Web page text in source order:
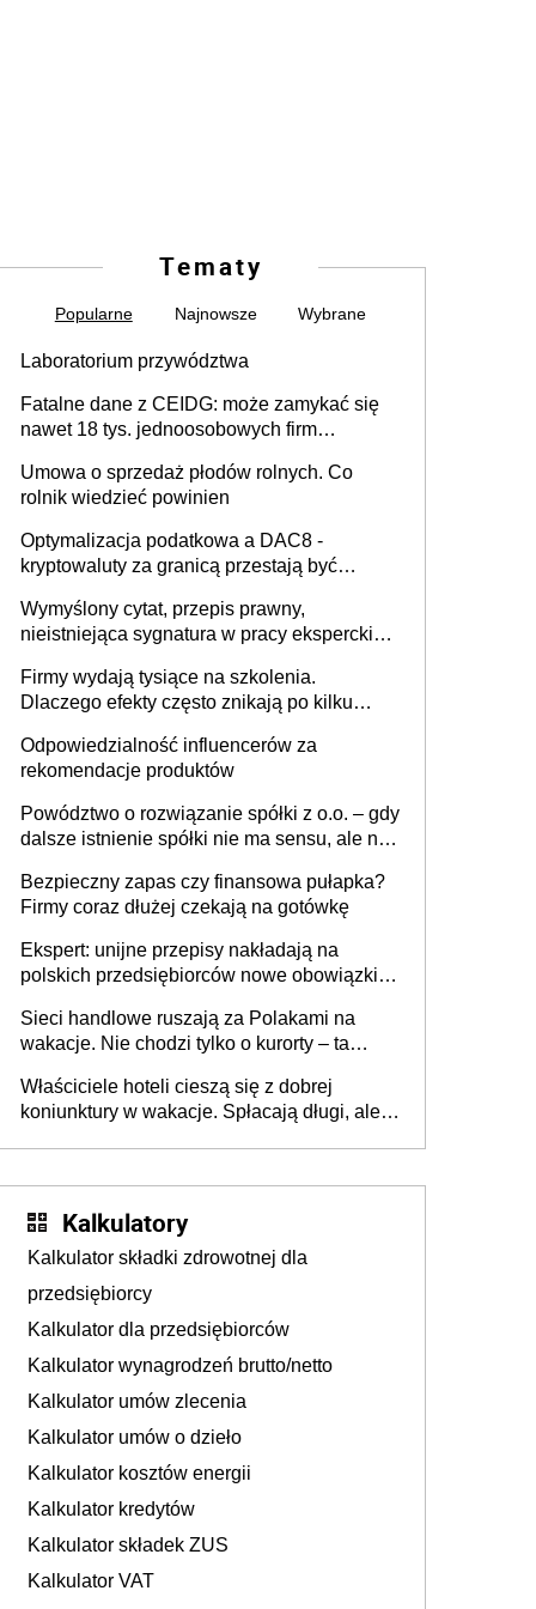
Tematy
Popularne Najnowsze Wybrane
Laboratorium przywództwa
Fatalne dane z CEIDG: może zamykać się
nawet 18 tys. jednoosobowych firm
Umowa o sprzedaż płodów rolnych. Co
rolnik wiedzieć powinien
Optymalizacja podatkowa a DAC8 -
kryptowaluty za granicą przestają być
Wymyślony cytat, przepis prawny,
nieistniejąca sygnatura w pracy eksperckiej -
firmie
Firmy wydają tysiące na szkolenia.
Dlaczego efekty często znikają po kilku
Odpowiedzialność influencerów za
rekomendacje produktów
Powództwo o rozwiązanie spółki z o.o. – gdy
dalsze istnienie spółki nie ma sensu, ale nie
Bezpieczny zapas czy finansowa pułapka?
Firmy coraz dłużej czekają na gotówkę
Ekspert: unijne przepisy nakładają na
polskich przedsiębiorców nowe obowiązki w
Sieci handlowe ruszają za Polakami na
wakacje. Nie chodzi tylko o kurorty – ta
tam, gdzie wielu spędzi urlop po cichu
Właściciele hoteli cieszą się z dobrej
koniunktury w wakacje. Spłacają długi, ale
Kalkulatory
Kalkulator składki zdrowotnej dla
przedsiębiorcy
Kalkulator dla przedsiębiorców
Kalkulator wynagrodzeń brutto/netto
Kalkulator umów zlecenia
Kalkulator umów o dzieło
Kalkulator kosztów energii
Kalkulator kredytów
Kalkulator składek ZUS
Kalkulator VAT